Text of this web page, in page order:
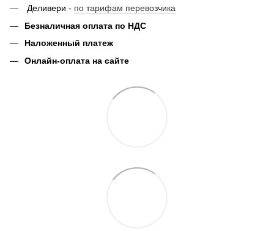
Деливери - по тарифам перевозчика
Безналичная оплата по НДС
Наложенный платеж
Онлайн-оплата на сайте